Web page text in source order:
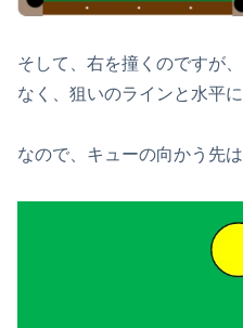
そして、右を撞くのですが
なく、狙いのラインと水平に
なので、キューの向かう先